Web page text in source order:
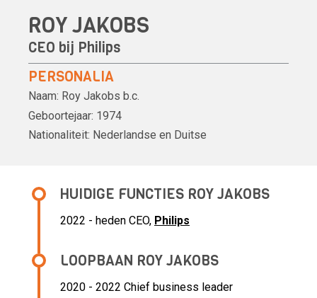
ROY JAKOBS
CEO bij Philips
PERSONALIA
Naam: Roy Jakobs b.c.
Geboortejaar: 1974
Nationaliteit: Nederlandse en Duitse
HUIDIGE FUNCTIES ROY JAKOBS
2022 - heden CEO, Philips
LOOPBAAN ROY JAKOBS
2020 - 2022 Chief business leader